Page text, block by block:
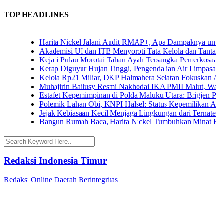
TOP HEADLINES
Harita Nickel Jalani Audit RMAP+, Apa Dampaknya untuk
Akademisi UI dan ITB Menyoroti Tata Kelola dan
Kejari Pulau Morotai Tahan Ayah Tersangka Pemerkosaan
Kerap Diguyur Hujan Tinggi, Pengendalian Air Limpasan
Kelola Rp21 Miliar, DKP Halmahera Selatan Fokuskan
Muhajirin Bailusy Resmi Nakhodai IKA PMII Malut, Wagub
Estafet Kepemimpinan di Polda Maluku Utara: Brigjen Pol.
Polemik Lahan Obi, KNPI Halsel: Status Kepemilikan Arifin
Jejak Kebiasaan Kecil Menjaga Lingkungan dari Ternate
Bangun Rumah Baca, Harita Nickel Tumbuhkan Minat Baca
Redaksi Indonesia Timur
Redaksi Online Daerah Berintegritas